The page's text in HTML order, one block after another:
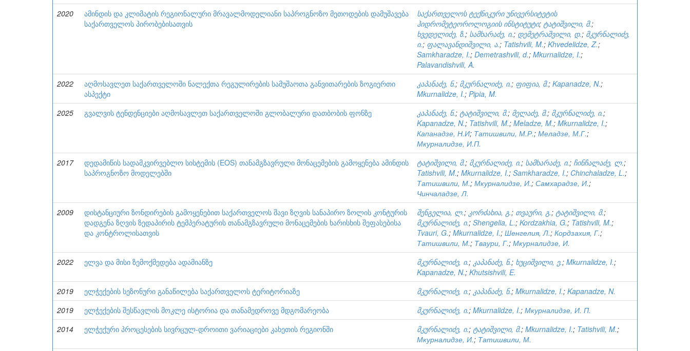
2020
ამინდის და კლიმატის რეგიონალური მრავალმოდელიანი საპროგნოზო მეთოდების დამუშავება
საქართველოს პირობებისათვის
საქართველოს ტექნიკური უნივერსიტეტის
ჰიდრომეტეოროლოგიის ინსტიტუტი; ტატიშვილი, მ.;
ხვედელიძე, ზ.; სამხარაძე, ი.; დემეტრაშვილი, დ.; მკურნალიძე,
ი.; ფალავანდიშვილი, ა.; Tatishvili, M.; Khvedelidze, Z.;
Samkharadze, I.; Demetrashvili, d.; Mkurnalidze, I.;
Palavandishvili, A.
2022
აღმოსავლეთ საქართველოში ნალექთა რეგულირების სამუშაოთა განვითარების ზოგიერთი
ასპექტი
კაპანაძე, ნ.; მკურნალიძე, ი.; ფიფია, მ.; Kapanadze, N.;
Mkurnalidze, I.; Pipia, M.
2025
გვალვის ტენდენციები აღმოსავლეთ საქართველოში გლობალური დათბობის ფონზე კაპანაძე, ნ.; ტატიშვილი, მ.; მელაძე, მ.; მკურნალიძე, ი.;
Kapanadze, N.; Tatishvili, M.; Meladze, M.; Mkurnalidze, I.;
Капанадзе, Н.И; Татишвили, М.Р.; Меладзе, М.Г.;
Мкурналидзе, И.П.
2017
დედამიწის სადამკვირვებლო სისტემის (EOS) თანამგზავრული მონაცემების გამოყენება ამინდის
საპროგნოზო მოდელებში
ტატიშვილი, მ.; მკურნალიძე, ი.; სამხარაძე, ი.; ჩინჩალაძე, ლ.;
Tatishvili, M.; Mkurnalidze, I.; Samkharadze, I.; Chinchaladze, L.;
Татишвили, М.; Мкурналидзе, И.; Самхарадзе, И.;
Чинчаладзе, Л.
2009
დისტანციური ზონდირების გამოყენებით საქართველოს შავი ზღვის სანაპირო ზოლის კონტურის
დადგენა ზღვის ზედაპირის ტემპერატურის თანამგზავრული მონაცემების ხარისხის შეფასებისა
და კონტროლისათვის
შენგელია, ლ.; კორძახია, გ.; თვაური, გ.; ტატიშვილი, მ.;
მკურნალიძე, ი.; Shengelia, L.; Kordzakhia, G.; Tatishvili, M.;
Tvauri, G.; Mkurnalidze, I.; Шенгелия, Л.; Кордзахия, Г.;
Татишвили, М.; Тваури, Г.; Мкурналидзе, И.
2022
ელვა და მისი ზემოქმედება ადამიანზე მკურნალიძე, ი.; კაპანაძე, ნ.; ხუციშვილი, ე.; Mkurnalidze, I.;
Kapanadze, N.; Khutsishvili, E.
2019
ელჭექების სეზონური განაწილება საქართველოს ტერიტორიაზე მკურნალიძე, ი.; კაპანაძე, ნ.; Mkurnalidze, I.; Kapanadze, N.
2019
ელჭექების შესწავლის მოკლე ისტორია და თანამედროვე მდგომარეობა მკურნალიძე, ი.; Mkurnalidze, I.; Мкурналидзе, И. П.
2014
ელჭექური პროცესების სივრცულ-დროითი ვარიაციები კახეთის რეგიონში მკურნალიძე, ი.; ტატიშვილი, მ.; Mkurnalidze, I.; Tatishvili, M.;
Мкурналидзе, И.; Татишвили, М.